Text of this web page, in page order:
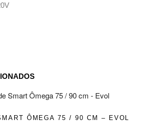
ÔMEGA 75 / 90 CM – EVOL